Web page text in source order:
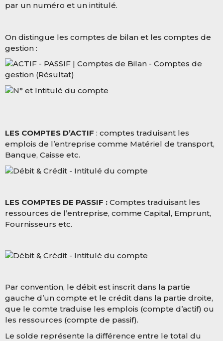
par un numéro et un intitulé.
On distingue les comptes de bilan et les comptes de
gestion :
LES COMPTES D’ACTIF : comptes traduisant les
emplois de l’entreprise comme Matériel de transport,
Banque, Caisse etc.
LES COMPTES DE PASSIF : Comptes traduisant les
ressources de l’entreprise, comme Capital, Emprunt,
Fournisseurs etc.
Par convention, le débit est inscrit dans la partie
gauche d’un compte et le crédit dans la partie droite,
que le comte traduise les emplois (compte d’actif) ou
les ressources (compte de passif).
Le solde représente la différence entre le total du